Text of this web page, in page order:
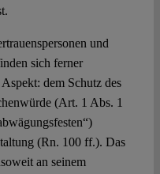
und
sich ferner
dem Schutz des
(Art. 1 Abs. 1
(Rn. 100 ff.). Das
an seinem